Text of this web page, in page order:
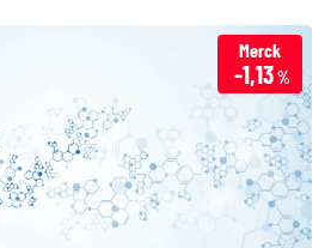
Merck
-1,13%